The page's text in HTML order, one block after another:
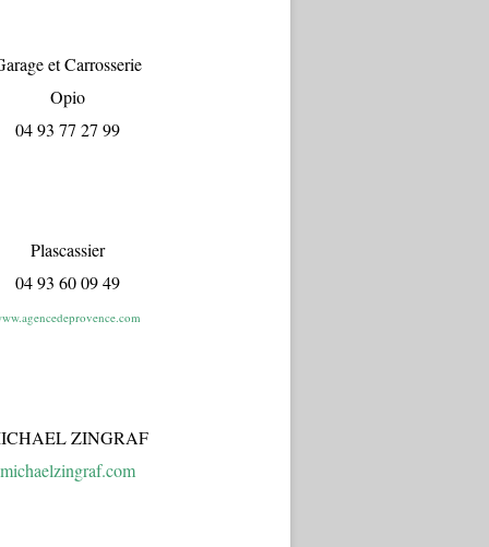
et Carrosserie
Opio
04 93 77 27 99
Plascassier
04 93 60 09 49
ZINGRAF
michaelzingraf.com